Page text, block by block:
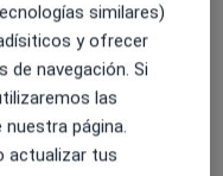
Estrés
similares)
y ofrecer
navegación. Si
las
página.
actualizar tus